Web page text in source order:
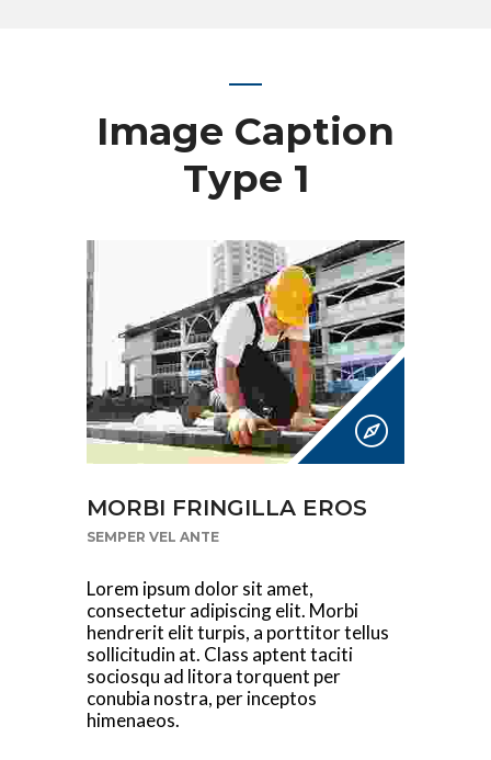
Image Caption
Type 1
MORBI FRINGILLA EROS
SEMPER VEL ANTE
Lorem ipsum dolor sit amet,
consectetur adipiscing elit. Morbi
hendrerit elit turpis, a porttitor tellus
sollicitudin at. Class aptent taciti
sociosqu ad litora torquent per
conubia nostra, per inceptos
himenaeos.